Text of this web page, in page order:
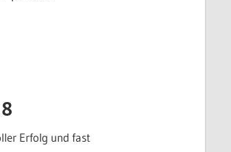
Erfolg und fast